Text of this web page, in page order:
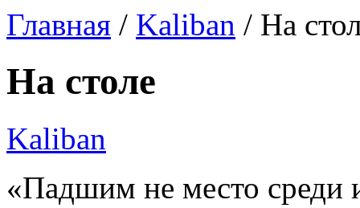
Главная / Kaliban / На
На столе
Kaliban
«Падшим не место